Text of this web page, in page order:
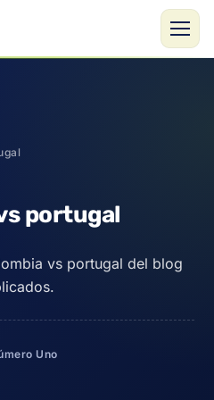
portugal
vs portugal del blog
Uno